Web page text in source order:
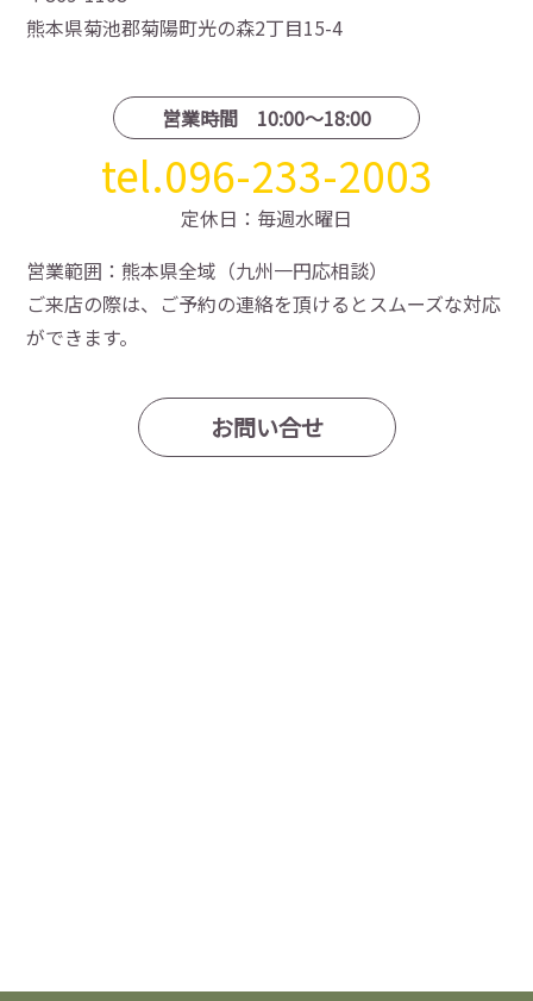
熊本県菊池郡菊陽町光の森2丁目15-4
営業時間 10:00〜18:00
tel.096-233-2003
定休日：毎週水曜日
営業範囲：熊本県全域（九州一円応相談）
ご来店の際は、ご予約の連絡を頂けるとスムーズな対応
ができます。
お問い合せ